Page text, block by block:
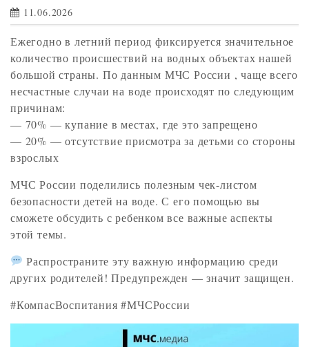
11.06.2026
Ежегодно в летний период фиксируется значительное
количество происшествий на водных объектах нашей
большой страны. По данным МЧС России , чаще всего
несчастные случаи на воде происходят по следующим
причинам:
— 70% — купание в местах, где это запрещено
— 20% — отсутствие присмотра за детьми со стороны
взрослых
МЧС России поделились полезным чек-листом
безопасности детей на воде. С его помощью вы
сможете обсудить с ребенком все важные аспекты
этой темы.
Распространите эту важную информацию среди
других родителей! Предупрежден — значит защищен.
#КомпасВоспитания #МЧСРоссии